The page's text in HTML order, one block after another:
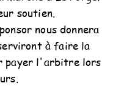
soutien.
nous donnera
à faire la
payer l'arbitre lors